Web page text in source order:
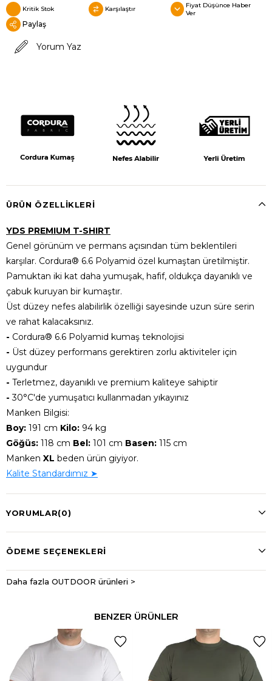
Kritik Stok Karşılaştır
Fiyat Düşünce Haber
Ver
Paylaş
Yorum Yaz
ÜRÜN ÖZELLIKLERI
YDS PREMIUM T-SHIRT
Genel görünüm ve permans açısından tüm beklentileri
karşılar. Cordura® 6.6 Polyamid özel kumaştan üretilmiştir.
Pamuktan iki kat daha yumuşak, hafif, oldukça dayanıklı ve
çabuk kuruyan bir kumaştır.
Üst düzey nefes alabilirlik özelliği sayesinde uzun süre serin
ve rahat kalacaksınız.
- Cordura® 6.6 Polyamid kumaş teknolojisi
- Üst düzey performans gerektiren zorlu aktiviteler için
uygundur
- Terletmez, dayanıklı ve premium kaliteye sahiptir
-30°C'de yumuşatıcı kullanmadan yıkayınız
Manken Bilgisi:
Boy: 191 cm Kilo: 94 kg
Göğüs: 118 cm Bel: 101 cm Basen: 115 cm
Manken XL beden ürün giyiyor.
Kalite Standardımız ➤
YORUMLAR(0)
ÖDEME SEÇENEKLERI
Daha fazla OUTDOOR ürünleri >
BENZER ÜRÜNLER